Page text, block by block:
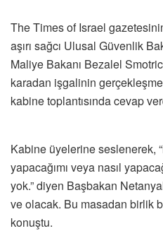
The Times of Israel
aşırı sağcı Ulusal Güvenlik
Maliye Bakanı Bezalel
karadan işgalinin
kabine toplantısında cevap
Kabine üyelerine seslenerek,
yapacağımı veya nasıl
yok.” diyen Başbakan
ve olacak. Bu masadan birlik
konuştu.